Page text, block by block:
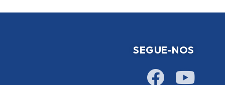
SEGUE-NOS